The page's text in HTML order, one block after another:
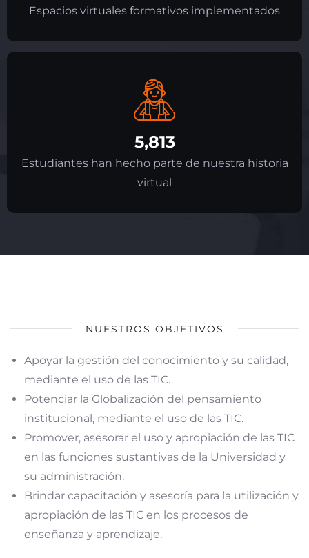
Espacios virtuales formativos implementados
5,813
Estudiantes han hecho parte de nuestra historia
virtual
NUESTROS OBJETIVOS
Apoyar la gestión del conocimiento y su calidad,
mediante el uso de las TIC.
Potenciar la Globalización del pensamiento
institucional, mediante el uso de las TIC.
Promover, asesorar el uso y apropiación de las TIC
en las funciones sustantivas de la Universidad y
su administración.
Brindar capacitación y asesoría para la utilización y
apropiación de las TIC en los procesos de
enseñanza y aprendizaje.